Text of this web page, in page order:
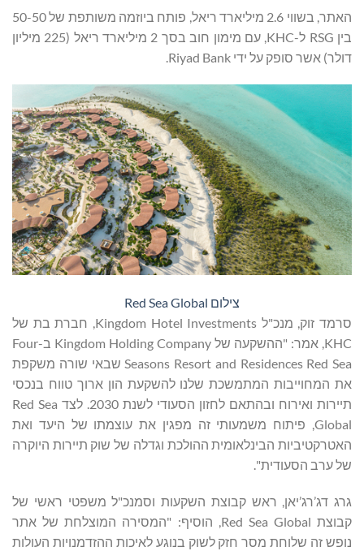
האתר, בשווי 2.6 מיליארד ריאל, פותח ביוזמה משותפת של 50-50
בין RSG ל-KHC, עם מימון חוב בסך 2 מיליארד ריאל (225 מיליון
דולר) אשר סופק על ידי Riyad Bank.
צילום Red Sea Global
סרמד זוק, מנכ"ל Kingdom Hotel Investments, חברת בת של
KHC, אמר: "ההשקעה של Kingdom Holding Company ב-Four
Seasons Resort and Residences Red Sea שבאי שורה משקפת
את המחוייבות המתמשכת שלנו להשקעת הון ארוך טווח בנכסי
תיירות ואירוח ובהתאם לחזון הסעודי לשנת 2030. לצד Red Sea
Global, פיתוח משמעותי זה מפגין את עוצמתו של היעד ואת
האטרקטיביות הבינלאומית ההולכת וגדלה של שוק תיירות היוקרה
של ערב הסעודית".
גרג דג’רג’יאן, ראש קבוצת השקעות וסמנכ"ל משפטי ראשי של
קבוצת Red Sea Global, הוסיף: "המסירה המוצלחת של אתר
נופש זה שלוחת מסר חזק לשוק בנוגע לאיכות ההזדמנויות העולות